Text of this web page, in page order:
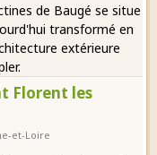
de Baugé se situe
transformé en
extérieure
Florent les
et-Loire